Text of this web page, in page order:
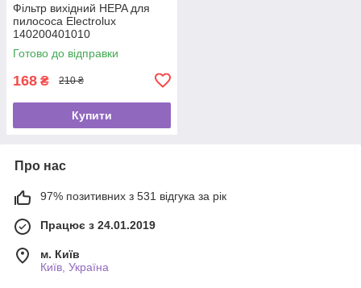
Фільтр вихідний HEPA для
пилососа Electrolux
140200401010
Готово до відправки
168 ₴ 210 ₴
Купити
Про нас
97% позитивних з 531 відгука за рік
Працює з 24.01.2019
м. Київ
Київ, Україна